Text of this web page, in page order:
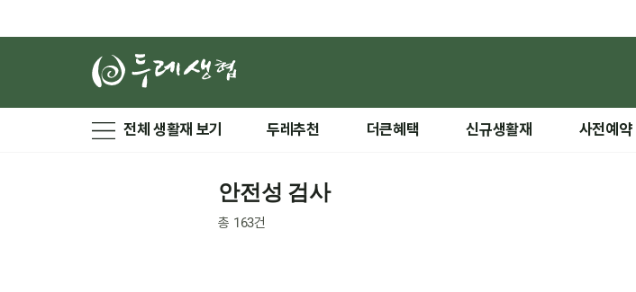
전체 생활재 보기 두레추천 더큰혜택 신규생활재 사전예약
안전성 검사
총 163건